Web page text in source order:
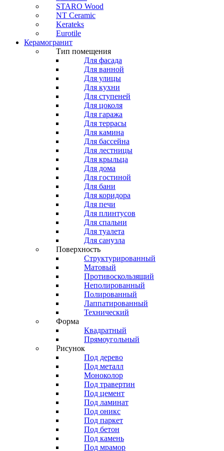
STARO Wood
NT Ceramic
Kerateks
Eurotile
Керамогранит
Тип помещения
Для фасада
Для ванной
Для улицы
Для кухни
Для ступеней
Для цоколя
Для гаража
Для террасы
Для камина
Для бассейна
Для лестницы
Для крыльца
Для дома
Для гостиной
Для бани
Для коридора
Для печи
Для плинтусов
Для спальни
Для туалета
Для санузла
Поверхность
Структурированный
Матовый
Противоскользящий
Неполированный
Полированный
Лаппатированный
Технический
Форма
Квадратный
Прямоугольный
Рисунок
Под дерево
Под металл
Моноколор
Под травертин
Под цемент
Под ламинат
Под оникс
Под паркет
Под бетон
Под камень
Под мрамор